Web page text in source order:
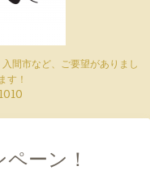
間市など、ご要望がありまし
す！
ーン！